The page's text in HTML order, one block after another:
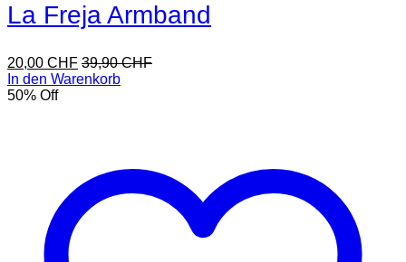
La Freja Armband
20,00 CHF 39,90CHF
In den Warenkorb
50% Off